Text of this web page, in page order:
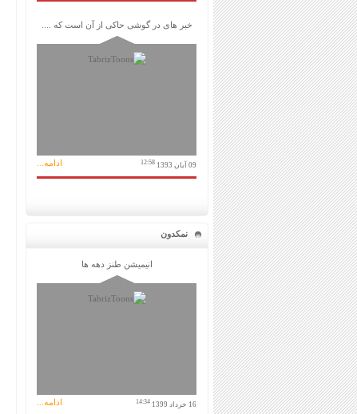
خبر های در گوشی حاکی از آن است که ....
09 آبان 1393 12:58 ادامه...
نمکدون
انیمیشن طنز دهه ها
16 خرداد 1399 14:34 ادامه...